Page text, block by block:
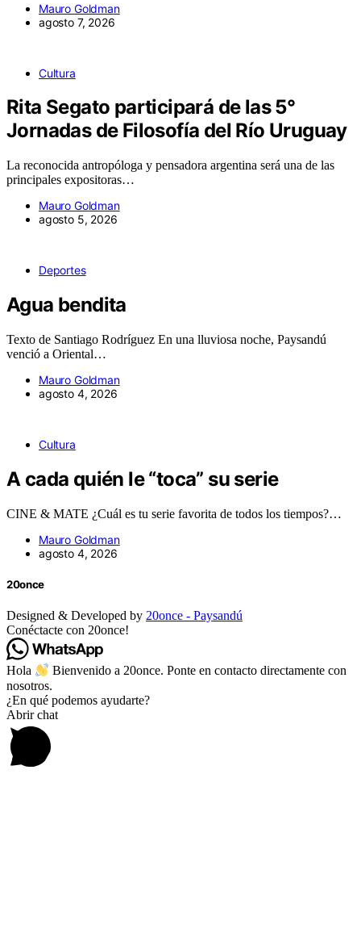
Mauro Goldman
agosto 7, 2026
Cultura
Rita Segato participará de las 5°
Jornadas de Filosofía del Río Uruguay
La reconocida antropóloga y pensadora argentina será una de las
principales expositoras…
Mauro Goldman
agosto 5, 2026
Deportes
Agua bendita
Texto de Santiago Rodríguez En una lluviosa noche, Paysandú
venció a Oriental…
Mauro Goldman
agosto 4, 2026
Cultura
A cada quién le “toca” su serie
CINE & MATE ¿Cuál es tu serie favorita de todos los tiempos?…
Mauro Goldman
agosto 4, 2026
20once
Designed & Developed by 20once - Paysandú
Conéctacte con 20once!
Hola
Bienvenido a 20once. Ponte en contacto directamente con
nosotros.
¿En qué podemos ayudarte?
Abrir chat